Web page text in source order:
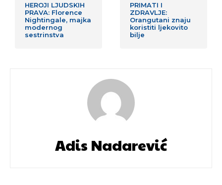
HEROJI LJUDSKIH
PRAVA: Florence
Nightingale, majka
modernog
sestrinstva
PRIMATI I
ZDRAVLJE:
Orangutani znaju
koristiti ljekovito
bilje
Adis Nadarević